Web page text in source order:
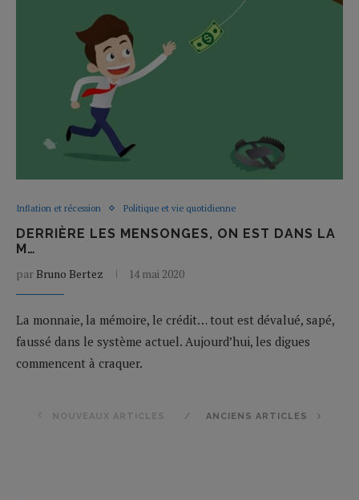
Inflation et récession Politique et vie quotidienne
DERRIÈRE LES MENSONGES, ON EST DANS LA
M…
par Bruno Bertez 14 mai 2020
La monnaie, la mémoire, le crédit… tout est dévalué, sapé,
faussé dans le système actuel. Aujourd’hui, les digues
commencent à craquer.
NOUVEAUX ARTICLES ANCIENS ARTICLES